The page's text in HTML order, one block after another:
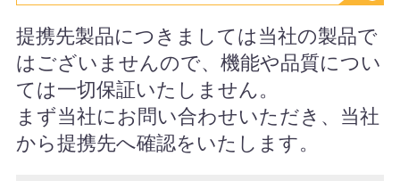
提携先製品につきましては当社の製品で
はございませんので、機能や品質につい
ては一切保証いたしません。
まず当社にお問い合わせいただき、当社
から提携先へ確認をいたします。